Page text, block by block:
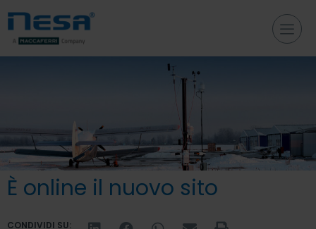
È online il nuovo sito
CONDIVIDI SU: